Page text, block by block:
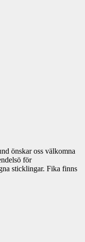
önskar oss välkomna
för
sticklingar. Fika finns